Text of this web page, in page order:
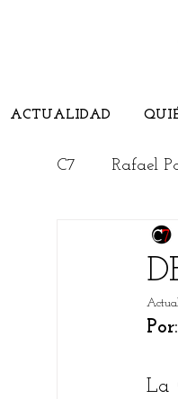
ACTUALIDAD
C7 Rafael
Edwuin
Jorge Elías
RincónLa